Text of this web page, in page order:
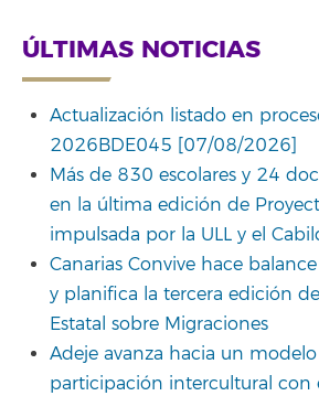
ÚLTIMAS NOTICIAS
Actualización listado en
2026BDE045 [07/08/2026]
Más de 830 escolares y 24
en la última edición de
impulsada por la ULL y el
Canarias Convive hace
y planifica la tercera edición
Estatal sobre Migraciones
Adeje avanza hacia un
participación intercultural con